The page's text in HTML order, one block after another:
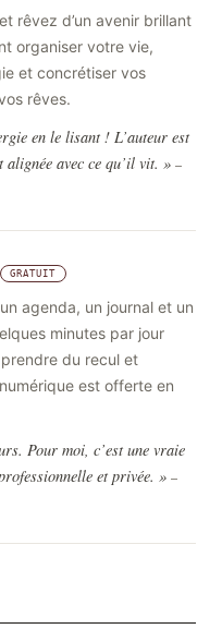
rêvez d’un avenir brillant
organiser votre vie,
et concrétiser vos
rêves.
en le lisant ! L’auteur est
avec ce qu’il vit. » —
GRATUIT
agenda, un journal et un
minutes par jour
du recul et
est offerte en
Pour moi, c’est une vraie
et privée. » —